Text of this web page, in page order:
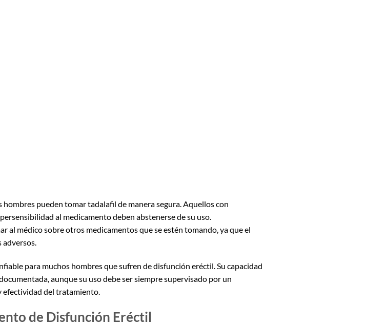
hombres pueden tomar tadalafil de manera segura. Aquellos con
al medicamento deben abstenerse de su uso.
al médico sobre otros medicamentos que se estén tomando, ya que el
adversos.
para muchos hombres que sufren de disfunción eréctil. Su capacidad
aunque su uso debe ser siempre supervisado por un
efectividad del tratamiento.
de Disfunción Eréctil